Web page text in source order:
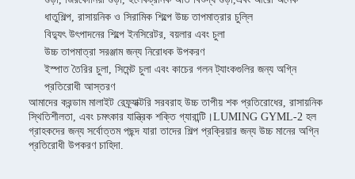
ধাতুশিল্প, রাসায়নিক ও সিরামিক শিল্পে উচ্চ তাপমাত্রার চুল্লি
বিদ্যুৎ উৎপাদনের শিল্পে ইনসিরেটর, বয়লার এবং চুলা
উচ্চ তাপমাত্রা সরঞ্জাম জন্য নিরোধক উপকরণ
ইস্পাত তৈরির চুলা, সিমেন্ট চুলা এবং কাচের গলন ট্যাংকগুলির জন্য অগ্নি
প্রতিরোধী আস্তরণ
আমাদের করন্ডাম মালাইট রেফ্র্যাক্টরি সরবরাহ উচ্চ তাপীয় শক প্রতিরোধের, রাসায়নিক
স্থিতিশীলতা, এবং চমৎকার যান্ত্রিক শক্তি গ্যারান্টি।LUMING GYML-2 হল
গ্রাহকদের জন্য সর্বোত্তম পছন্দ যারা তাদের শিল্প প্রক্রিয়ার জন্য উচ্চ মানের অগ্নি
প্রতিরোধী উপকরণ চাহিদা.